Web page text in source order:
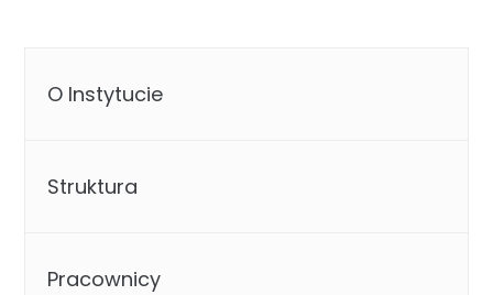
O Instytucie
Struktura
Pracownicy